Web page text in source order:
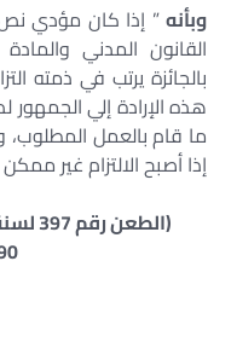
وبأنه
بالجائزة يرتب في ذمته
هذه الإرادة إلي الجمهور
ما قام بالعمل المطلوب،
إذا أصبح الالتزام غير